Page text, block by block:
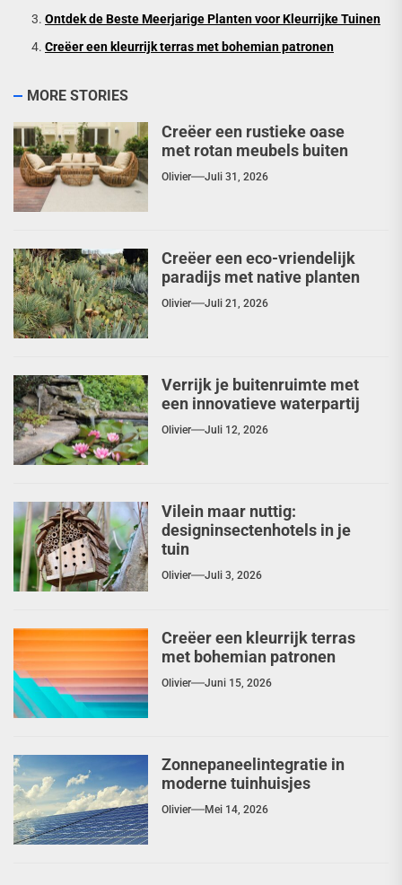
Ontdek de Beste Meerjarige Planten voor Kleurrijke Tuinen
Creëer een kleurrijk terras met bohemian patronen
MORE STORIES
Creëer een rustieke oase
met rotan meubels buiten
Olivier Juli 31, 2026
Creëer een eco-vriendelijk
paradijs met native planten
Olivier Juli 21, 2026
Verrijk je buitenruimte met
een innovatieve waterpartij
Olivier Juli 12, 2026
Vilein maar nuttig:
designinsectenhotels in je
tuin
Olivier Juli 3, 2026
Creëer een kleurrijk terras
met bohemian patronen
Olivier Juni 15, 2026
Zonnepaneelintegratie in
moderne tuinhuisjes
Olivier Mei 14, 2026